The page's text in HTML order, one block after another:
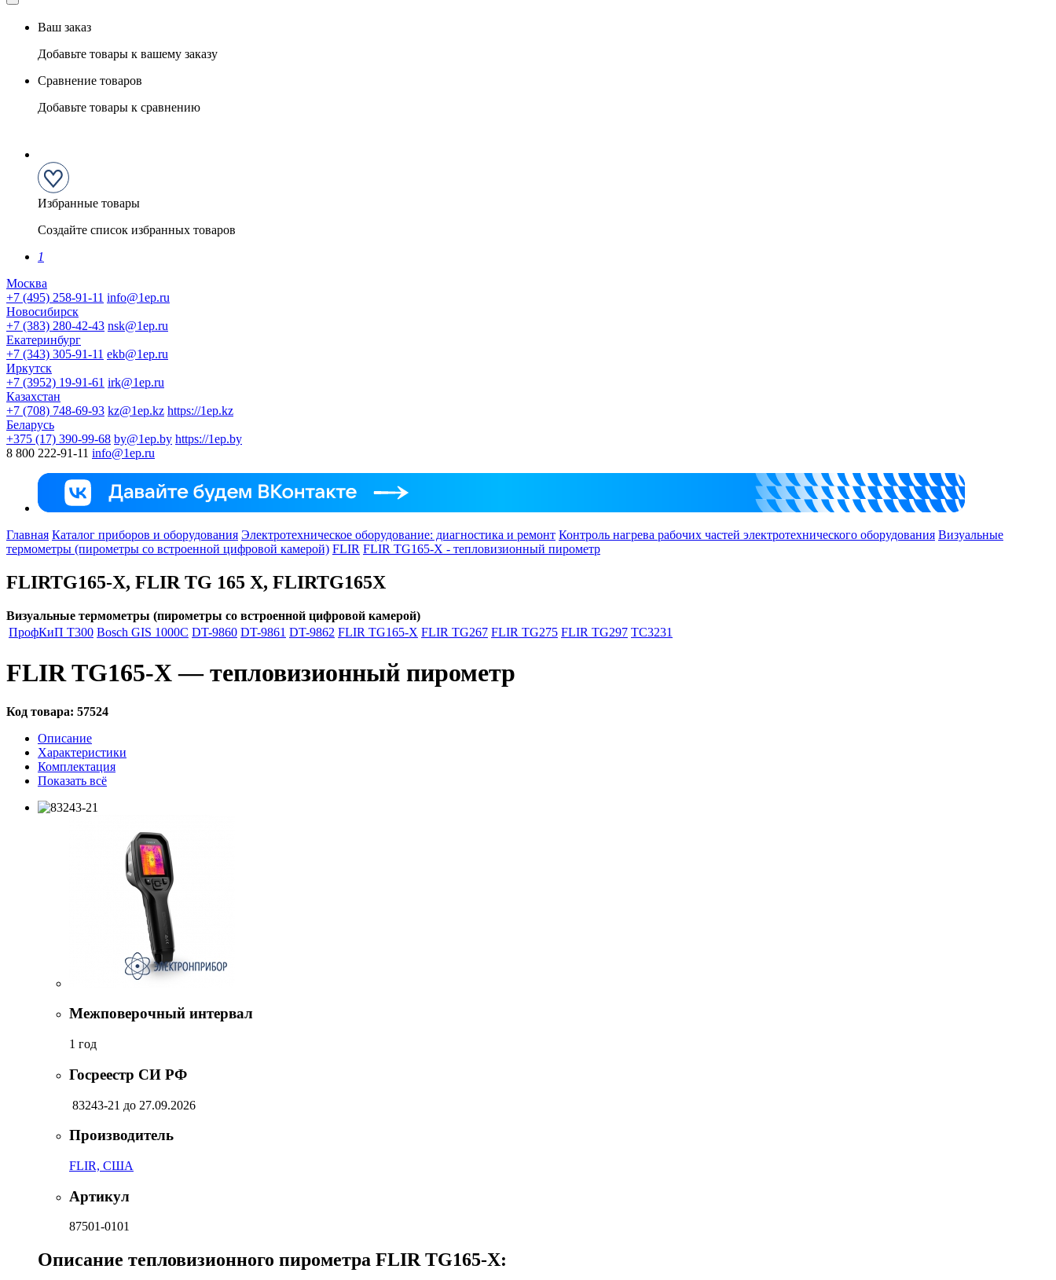
Ваш заказ
Добавьте товары к вашему заказу
Сравнение товаров
Добавьте товары к сравнению
Избранные товары
Создайте список избранных товаров
1
Москва
+7 (495) 258-91-11 info@1ep.ru
Новосибирск
+7 (383) 280-42-43 nsk@1ep.ru
Екатеринбург
+7 (343) 305-91-11 ekb@1ep.ru
Иркутск
+7 (3952) 19-91-61 irk@1ep.ru
Казахстан
+7 (708) 748-69-93 kz@1ep.kz https://1ep.kz
Беларусь
+375 (17) 390-99-68 by@1ep.by https://1ep.by
8 800 222-91-11 info@1ep.ru
Главная Каталог приборов и оборудования Электротехническое оборудование: диагностика и ремонт Контроль нагрева рабочих частей электротехнического оборудования Визуальные
термометры (пирометры со встроенной цифровой камерой) FLIR FLIR TG165-X - тепловизионный пирометр
FLIRTG165-X, FLIR TG 165 X, FLIRTG165X
Визуальные термометры (пирометры со встроенной цифровой камерой)
ПрофКиП Т300 Bosch GIS 1000C DT-9860 DT-9861 DT-9862 FLIR TG165-X FLIR TG267 FLIR TG275 FLIR TG297 TC3231
FLIR TG165-X — тепловизионный пирометр
Код товара: 57524
Описание
Характеристики
Комплектация
Показать всё
Межповерочный интервал
1 год
Госреестр СИ РФ
83243-21 до 27.09.2026
Производитель
FLIR, США
Артикул
87501-0101
Описание тепловизионного пирометра FLIR TG165-X: